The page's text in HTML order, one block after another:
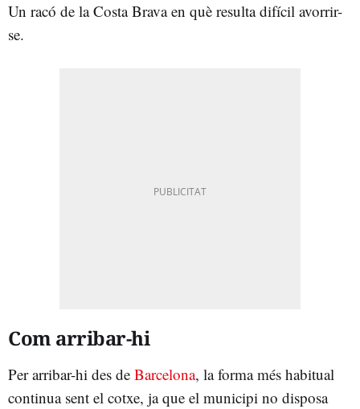
Un racó de la Costa Brava en què resulta difícil avorrir-
se.
Com arribar-hi
Per arribar-hi des de Barcelona, la forma més habitual
continua sent el cotxe, ja que el municipi no disposa